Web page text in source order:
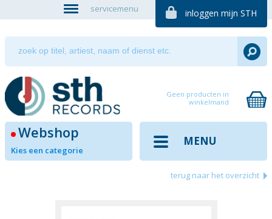
servicemenu inloggen mijn STH
Geen producten in
winkelmand
Webshop
Kies een categorie
MENU
terug naar het overzicht